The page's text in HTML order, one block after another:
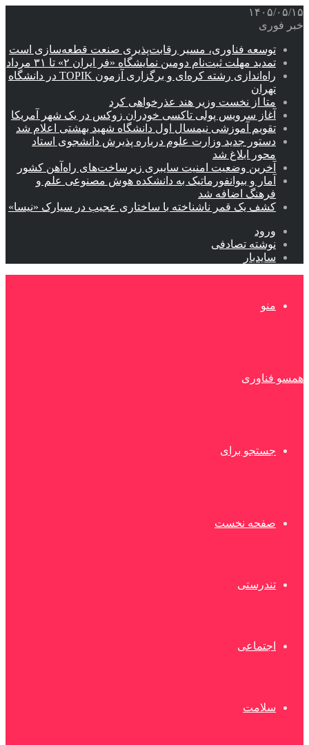
۱۴۰۵/۰۵/۱۵
خبر فوری
توسعه فناوری، مسیر رقابت‌پذیری صنعت قطعه‌سازی است
تمدید مهلت ثبت‌نام دومین نمایشگاه «فر ایران ۲» تا ۳۱ مرداد
راه‌اندازی رشته کره‌ای و برگزاری آزمون TOPIK در دانشگاه
تهران
متا از نخست وزیر هند عذرخواهی کرد
آغاز سرویس پولی تاکسی خودران زوکس در یک شهر آمریکا
تقویم آموزشی نیمسال اول دانشگاه شهید بهشتی اعلام شد
دستور جدید وزارت علوم درباره پذیرش دانشجوی استاد
محور ابلاغ شد
آخرین وضعیت امنیت سایبری زیرساخت‌های راه‌آهن کشور
آمار و بیوانفورماتیک به دانشکده هوش مصنوعی علم و
فرهنگ اضافه شد
کشف یک قمر ناشناخته با ساختاری عجیب در سیارک «نیسا»
ورود
نوشته تصادفی
سایدبار
منو
همسو فناوری
جستجو برای
صفحه نخست
تندرستی
اجتماعی
سلامت